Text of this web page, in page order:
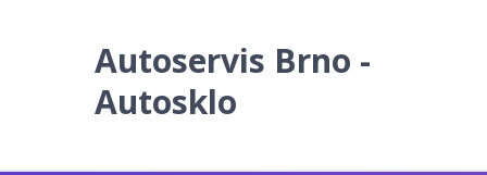
Autoservis Brno -
Autosklo